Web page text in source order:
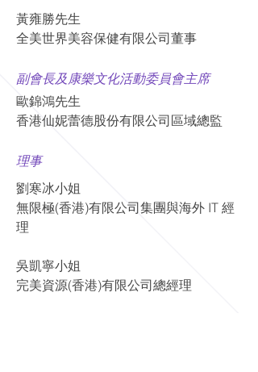
黃雍勝先生
全美世界美容保健有限公司董事
副會長及康樂文化活動委員會主席
歐錦鴻先生
香港仙妮蕾德股份有限公司區域總監
​理事
劉寒冰小姐
​無限極(香港)有限公司集團與海外 IT 經
理
吳凱寧小姐
完美資源(香港)有限公司總經理